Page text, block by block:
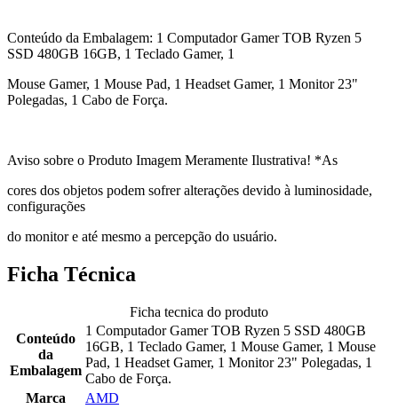
Conteúdo da Embalagem: 1 Computador Gamer TOB Ryzen 5
SSD 480GB 16GB, 1 Teclado Gamer, 1
Mouse Gamer, 1 Mouse Pad, 1 Headset Gamer, 1 Monitor 23"
Polegadas, 1 Cabo de Força.
Aviso sobre o Produto Imagem Meramente Ilustrativa! *As
cores dos objetos podem sofrer alterações devido à luminosidade,
configurações
do monitor e até mesmo a percepção do usuário.
Ficha Técnica
Ficha tecnica do produto
Conteúdo
da
Embalagem
1 Computador Gamer TOB Ryzen 5 SSD 480GB
16GB, 1 Teclado Gamer, 1 Mouse Gamer, 1 Mouse
Pad, 1 Headset Gamer, 1 Monitor 23" Polegadas, 1
Cabo de Força.
Marca
AMD